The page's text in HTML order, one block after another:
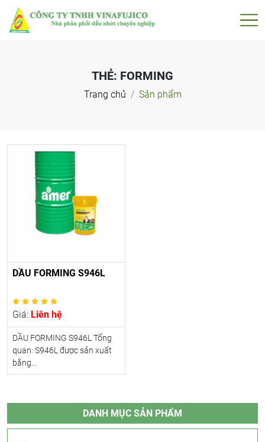
THẺ: FORMING
Trang chủ Sản phẩm
DẦU FORMING S946L
Giá: Liên hệ
DẦU FORMING S946L Tổng
quan: S946L được sản xuất
bằng...
DANH MỤC SẢN PHẨM